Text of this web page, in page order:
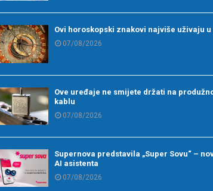
Ovi horoskopski znakovi najviše uživaju u
07/08/2026
Ove uređaje ne smijete držati na
kablu
07/08/2026
Supernova predstavila „Super Sovu“ –
AI asistenta
07/08/2026